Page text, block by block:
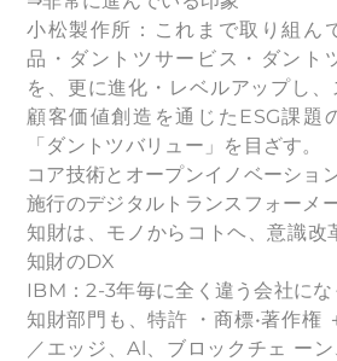
小松製作所：これまで取り組ん
品・ダントツサービス・ダント
を、更に進化・レベルアップし、
顧客価値創造を通じたESG課題
「ダントツバリュー」を目ざす。
コア技術とオープンイノベーショ
施行のデジタルトランスフォーメ
知財は、モノからコトヘ、意識改
知財のDX
IBM：2-3年毎に全く違う会社に
知財部門も、特許 ・商標•著作権
／エッジ、Al、ブロックチェ ー